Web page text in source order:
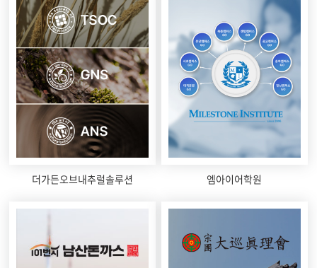
더가든오브내추럴솔루션 엠아이어학원